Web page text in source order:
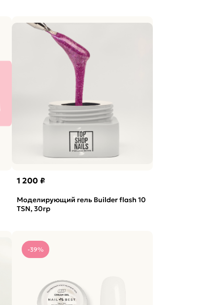
1 200 ₽
Моделирующий гель Builder flash 10
TSN, 30гр
-39%